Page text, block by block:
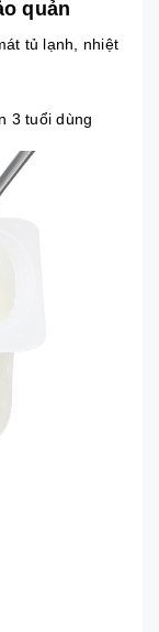
quản
tủ lạnh, nhiệt
3 tuổi dùng